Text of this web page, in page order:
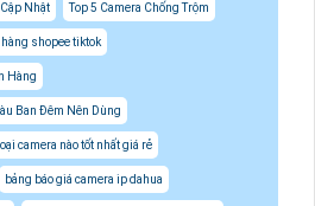
Nhật Top 5 Camera Chống Trộm
shopee tiktok
Hàng
Ban Đêm Nên Dùng
Loại camera nào tốt nhất giá rẻ
bảng báo giá camera ip dahua